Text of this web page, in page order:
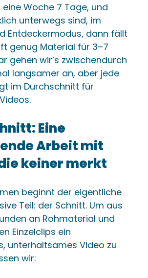
Woche 7 Tage, und
unterwegs sind, im
Entdeckermodus, dann fällt
genug Material für 3–7
gehen wir’s zwischendurch
langsamer an, aber jede
im Durchschnitt für
Eine
Arbeit mit
keiner merkt
beginnt der eigentliche
Teil: der Schnitt. Um aus
an Rohmaterial und
Einzelclips ein
unterhaltsames Video zu
wir: